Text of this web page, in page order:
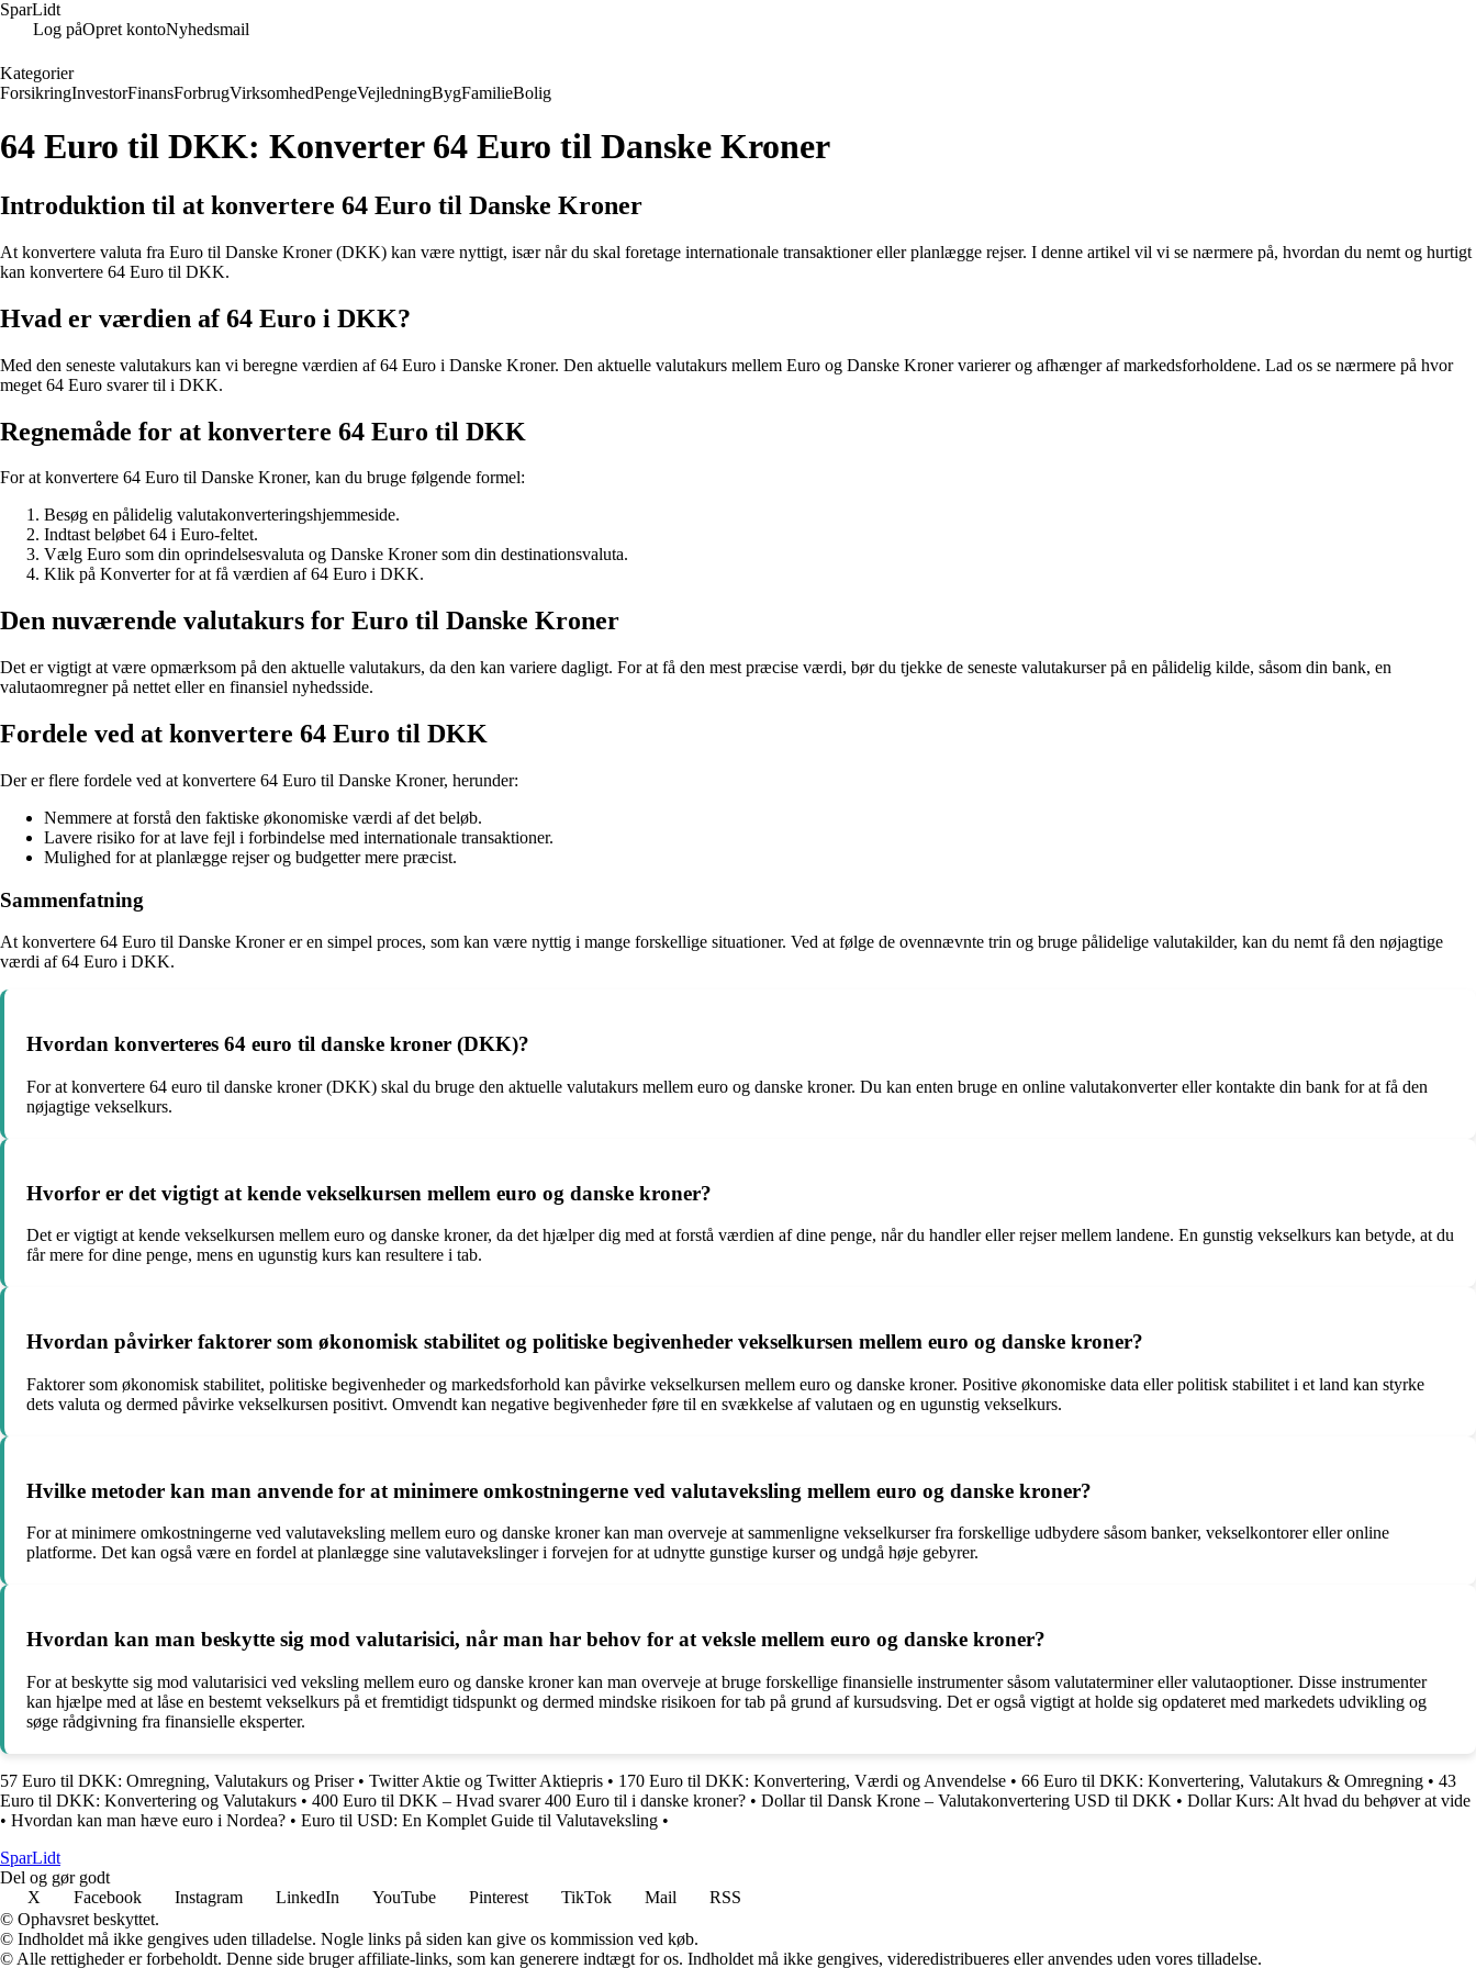
SparLidt
Log påOpret kontoNyhedsmail
Kategorier
ForsikringInvestorFinansForbrugVirksomhedPengeVejledningBygFamilieBolig
64 Euro til DKK: Konverter 64 Euro til Danske Kroner
Introduktion til at konvertere 64 Euro til Danske Kroner
At konvertere valuta fra Euro til Danske Kroner (DKK) kan være nyttigt, især når du skal foretage internationale transaktioner eller planlægge rejser. I denne artikel vil vi se nærmere på, hvordan du nemt og hurtigt
kan konvertere 64 Euro til DKK.
Hvad er værdien af 64 Euro i DKK?
Med den seneste valutakurs kan vi beregne værdien af 64 Euro i Danske Kroner. Den aktuelle valutakurs mellem Euro og Danske Kroner varierer og afhænger af markedsforholdene. Lad os se nærmere på hvor
meget 64 Euro svarer til i DKK.
Regnemåde for at konvertere 64 Euro til DKK
For at konvertere 64 Euro til Danske Kroner, kan du bruge følgende formel:
Besøg en pålidelig valutakonverteringshjemmeside.
Indtast beløbet 64 i Euro-feltet.
Vælg Euro som din oprindelsesvaluta og Danske Kroner som din destinationsvaluta.
Klik på Konverter for at få værdien af 64 Euro i DKK.
Den nuværende valutakurs for Euro til Danske Kroner
Det er vigtigt at være opmærksom på den aktuelle valutakurs, da den kan variere dagligt. For at få den mest præcise værdi, bør du tjekke de seneste valutakurser på en pålidelig kilde, såsom din bank, en
valutaomregner på nettet eller en finansiel nyhedsside.
Fordele ved at konvertere 64 Euro til DKK
Der er flere fordele ved at konvertere 64 Euro til Danske Kroner, herunder:
Nemmere at forstå den faktiske økonomiske værdi af det beløb.
Lavere risiko for at lave fejl i forbindelse med internationale transaktioner.
Mulighed for at planlægge rejser og budgetter mere præcist.
Sammenfatning
At konvertere 64 Euro til Danske Kroner er en simpel proces, som kan være nyttig i mange forskellige situationer. Ved at følge de ovennævnte trin og bruge pålidelige valutakilder, kan du nemt få den nøjagtige
værdi af 64 Euro i DKK.
Hvordan konverteres 64 euro til danske kroner (DKK)?
For at konvertere 64 euro til danske kroner (DKK) skal du bruge den aktuelle valutakurs mellem euro og danske kroner. Du kan enten bruge en online valutakonverter eller kontakte din bank for at få den
nøjagtige vekselkurs.
Hvorfor er det vigtigt at kende vekselkursen mellem euro og danske kroner?
Det er vigtigt at kende vekselkursen mellem euro og danske kroner, da det hjælper dig med at forstå værdien af dine penge, når du handler eller rejser mellem landene. En gunstig vekselkurs kan betyde, at du
får mere for dine penge, mens en ugunstig kurs kan resultere i tab.
Hvordan påvirker faktorer som økonomisk stabilitet og politiske begivenheder vekselkursen mellem euro og danske kroner?
Faktorer som økonomisk stabilitet, politiske begivenheder og markedsforhold kan påvirke vekselkursen mellem euro og danske kroner. Positive økonomiske data eller politisk stabilitet i et land kan styrke
dets valuta og dermed påvirke vekselkursen positivt. Omvendt kan negative begivenheder føre til en svækkelse af valutaen og en ugunstig vekselkurs.
Hvilke metoder kan man anvende for at minimere omkostningerne ved valutaveksling mellem euro og danske kroner?
For at minimere omkostningerne ved valutaveksling mellem euro og danske kroner kan man overveje at sammenligne vekselkurser fra forskellige udbydere såsom banker, vekselkontorer eller online
platforme. Det kan også være en fordel at planlægge sine valutavekslinger i forvejen for at udnytte gunstige kurser og undgå høje gebyrer.
Hvordan kan man beskytte sig mod valutarisici, når man har behov for at veksle mellem euro og danske kroner?
For at beskytte sig mod valutarisici ved veksling mellem euro og danske kroner kan man overveje at bruge forskellige finansielle instrumenter såsom valutaterminer eller valutaoptioner. Disse instrumenter
kan hjælpe med at låse en bestemt vekselkurs på et fremtidigt tidspunkt og dermed mindske risikoen for tab på grund af kursudsving. Det er også vigtigt at holde sig opdateret med markedets udvikling og
søge rådgivning fra finansielle eksperter.
57 Euro til DKK: Omregning, Valutakurs og Priser• Twitter Aktie og Twitter Aktiepris • 170 Euro til DKK: Konvertering, Værdi og Anvendelse • 66 Euro til DKK: Konvertering, Valutakurs & Omregning • 43
Euro til DKK: Konvertering og Valutakurs • 400 Euro til DKK – Hvad svarer 400 Euro til i danske kroner? • Dollar til Dansk Krone – Valutakonvertering USD til DKK • Dollar Kurs: Alt hvad du behøver at vide
• Hvordan kan man hæve euro i Nordea? • Euro til USD: En Komplet Guide til Valutaveksling •
SparLidt
Del og gør godt
X
Facebook Instagram LinkedIn YouTube Pinterest TikTok Mail
RSS
© Ophavsret beskyttet.
© Indholdet må ikke gengives uden tilladelse. Nogle links på siden kan give os kommission ved køb.
© Alle rettigheder er forbeholdt. Denne side bruger affiliate-links, som kan generere indtægt for os. Indholdet må ikke gengives, videredistribueres eller anvendes uden vores tilladelse.